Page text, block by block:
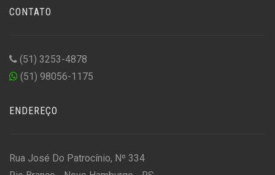
CONTATO
(51) 3253-4878
(51) 98056-1175
ENDEREÇO
Rua José Do Patrocínio, Nº 334